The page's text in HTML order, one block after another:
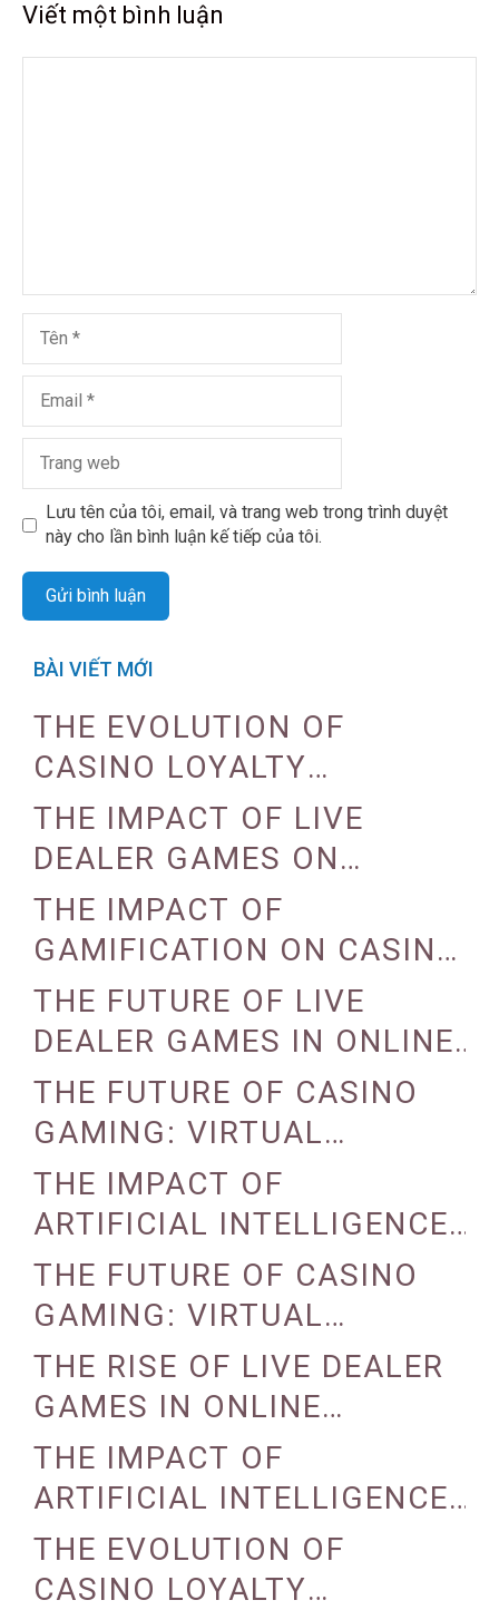
Viết một bình luận
Lưu tên của tôi, email, và trang web trong trình duyệt
này cho lần bình luận kế tiếp của tôi.
BÀI VIẾT MỚI
THE EVOLUTION OF
CASINO LOYALTY
PROGRAMS
THE IMPACT OF LIVE
DEALER GAMES ON
CASINO EXPERIENCE
THE IMPACT OF
GAMIFICATION ON CASINO
ENGAGEMENT
THE FUTURE OF LIVE
DEALER GAMES IN ONLINE
CASINOS
THE FUTURE OF CASINO
GAMING: VIRTUAL
REALITY AND AUGMENTED
REALITY
THE IMPACT OF
ARTIFICIAL INTELLIGENCE
ON CASINO OPERATIONS
THE FUTURE OF CASINO
GAMING: VIRTUAL
REALITY AND AUGMENTED
REALITY
THE RISE OF LIVE DEALER
GAMES IN ONLINE
CASINOS
THE IMPACT OF
ARTIFICIAL INTELLIGENCE
ON CASINO OPERATIONS
THE EVOLUTION OF
CASINO LOYALTY